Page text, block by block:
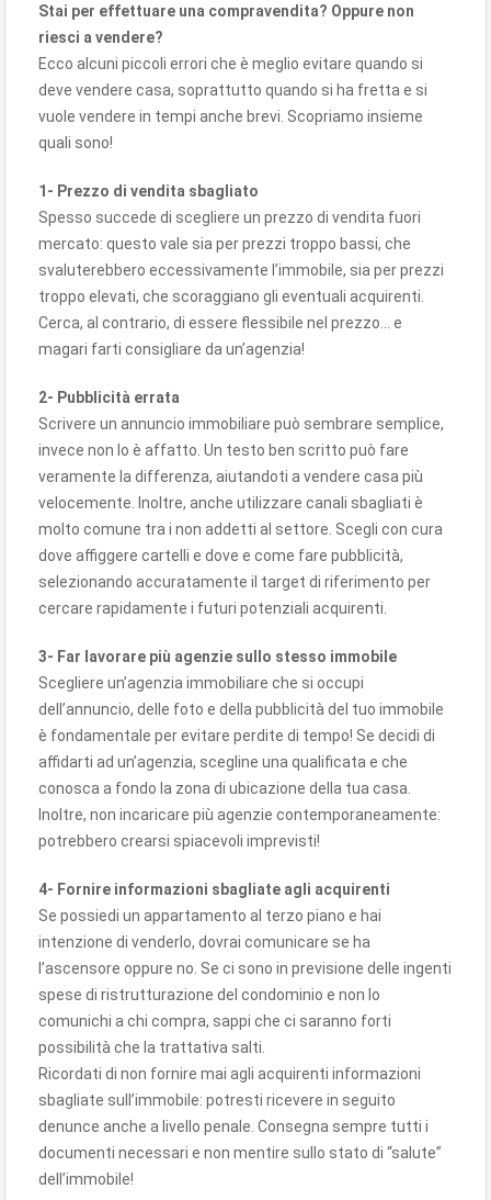
Stai per effettuare una compravendita? Oppure non
riesci a vendere?
Ecco alcuni piccoli errori che è meglio evitare quando si
deve vendere casa, soprattutto quando si ha fretta e si
vuole vendere in tempi anche brevi. Scopriamo insieme
quali sono!
1- Prezzo di vendita sbagliato
Spesso succede di scegliere un prezzo di vendita fuori
mercato: questo vale sia per prezzi troppo bassi, che
svaluterebbero eccessivamente l’immobile, sia per prezzi
troppo elevati, che scoraggiano gli eventuali acquirenti.
Cerca, al contrario, di essere flessibile nel prezzo… e
magari farti consigliare da un’agenzia!
2- Pubblicità errata
Scrivere un annuncio immobiliare può sembrare semplice,
invece non lo è affatto. Un testo ben scritto può fare
veramente la differenza, aiutandoti a vendere casa più
velocemente. Inoltre, anche utilizzare canali sbagliati è
molto comune tra i non addetti al settore. Scegli con cura
dove affiggere cartelli e dove e come fare pubblicità,
selezionando accuratamente il target di riferimento per
cercare rapidamente i futuri potenziali acquirenti.
3- Far lavorare più agenzie sullo stesso immobile
Scegliere un’agenzia immobiliare che si occupi
dell’annuncio, delle foto e della pubblicità del tuo immobile
è fondamentale per evitare perdite di tempo! Se decidi di
affidarti ad un’agenzia, scegline una qualificata e che
conosca a fondo la zona di ubicazione della tua casa.
Inoltre, non incaricare più agenzie contemporaneamente:
potrebbero crearsi spiacevoli imprevisti!
4- Fornire informazioni sbagliate agli acquirenti
Se possiedi un appartamento al terzo piano e hai
intenzione di venderlo, dovrai comunicare se ha
l’ascensore oppure no. Se ci sono in previsione delle ingenti
spese di ristrutturazione del condominio e non lo
comunichi a chi compra, sappi che ci saranno forti
possibilità che la trattativa salti.
Ricordati di non fornire mai agli acquirenti informazioni
sbagliate sull’immobile: potresti ricevere in seguito
denunce anche a livello penale. Consegna sempre tutti i
documenti necessari e non mentire sullo stato di “salute”
dell’immobile!